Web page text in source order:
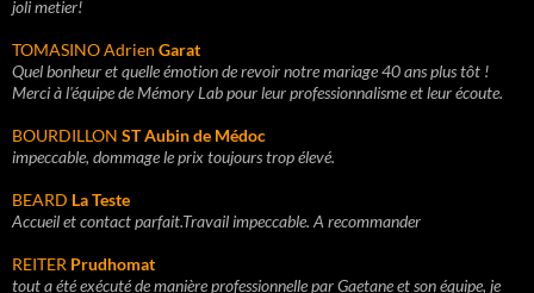
joli metier!
TOMASINO Adrien Garat
Quel bonheur et quelle émotion de revoir notre mariage 40 ans plus tôt !
Merci à l'équipe de Mémory Lab pour leur professionnalisme et leur écoute.
BOURDILLON ST Aubin de Médoc
impeccable, dommage le prix toujours trop élevé.
BEARD La Teste
Accueil et contact parfait.Travail impeccable. A recommander
REITER Prudhomat
tout a été exécuté de manière professionnelle par Gaetane et son équipe, je